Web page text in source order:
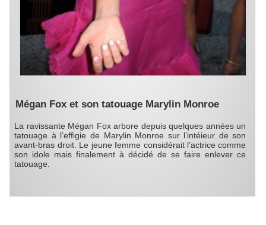
Mégan Fox et son tatouage Marylin Monroe
La ravissante Mégan Fox arbore depuis quelques années un
tatouage à l’effigie de Marylin Monroe sur l’intéieur de son
avant-bras droit. Le jeune femme considérait l’actrice comme
son idole mais finalement à décidé de se faire enlever ce
tatouage.